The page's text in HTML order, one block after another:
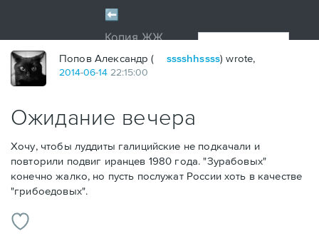
Попов Александр ( sssshhssss) wrote,
2014-06-14 22:15:00
Ожидание вечера
Хочу, чтобы луддиты галицийские не подкачали и
повторили подвиг иранцев 1980 года. "Зурабовых"
конечно жалко, но пусть послужат России хоть в качестве
"грибоедовых".